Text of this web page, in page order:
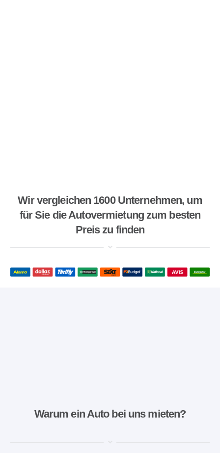
Wir vergleichen 1600 Unternehmen, um
für Sie die Autovermietung zum besten
Preis zu finden
Warum ein Auto bei uns mieten?